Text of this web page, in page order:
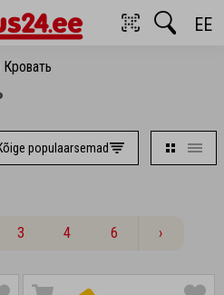
EE
populaarsemad
3 4 6 ›